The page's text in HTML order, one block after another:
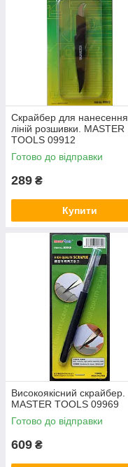
Скрайбер для нанесення
ліній розшивки. MASTER
TOOLS 09912
Готово до відправки
289 ₴
Купити
Високоякісний скрайбер.
MASTER TOOLS 09969
Готово до відправки
609 ₴